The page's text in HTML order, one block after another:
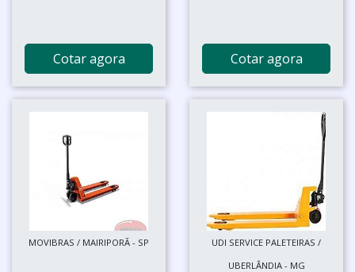
Cotar agora Cotar agora
MOVIBRAS / MAIRIPORÃ - SP
UDI SERVICE PALETEIRAS /
UBERLÂNDIA - MG